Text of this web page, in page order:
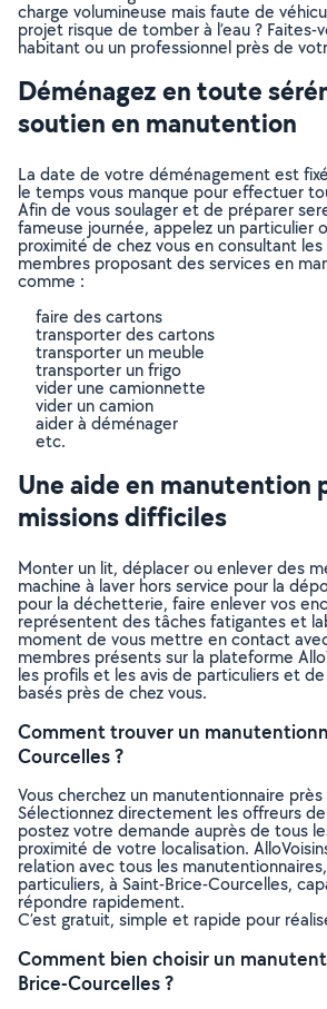
charge volumineuse mais faute de
projet risque de tomber à l’eau ? Faites-
habitant ou un professionnel près de
Déménagez en toute
soutien en manutention
La date de votre déménagement est
le temps vous manque pour effectuer
Afin de vous soulager et de préparer
fameuse journée, appelez un particulier
proximité de chez vous en consultant
membres proposant des services en
comme :
faire des cartons
transporter des cartons
transporter un meuble
transporter un frigo
vider une camionnette
vider un camion
aider à déménager
etc.
Une aide en manutention
missions difficiles
Monter un lit, déplacer ou enlever des
machine à laver hors service pour la
pour la déchetterie, faire enlever vos
représentent des tâches fatigantes et
moment de vous mettre en contact
membres présents sur la plateforme
les profils et les avis de particuliers et
basés près de chez vous.
Comment trouver un
Courcelles ?
Vous cherchez un manutentionnaire
Sélectionnez directement les offreurs
postez votre demande auprès de tous
proximité de votre localisation.
relation avec tous les
particuliers, à Saint-Brice-Courcelles,
répondre rapidement.
C’est gratuit, simple et rapide pour
Comment bien choisir un
Brice-Courcelles ?